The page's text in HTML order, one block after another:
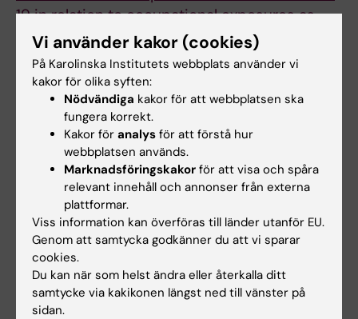
19 in relation to occupational exposures as
estimated by two different job-exposure
matrices
Albin M; Alderling M; Alfredsson L; Bodin T;
Gebreslassie M; Hergens M-P; Selander J
Alla författare
REVIEW:ADMINISTRATION AND POLICY IN
MENTAL HEALTH AND MENTAL HEALTH
SERVICES RESEARCH.2021;48(2):299-315
Economic Evaluations of Public Health
Interventions to Improve Mental Health and
Prevent Suicidal Thoughts and Behaviours: A
Systematic Literature Review
Feldman I; Gebreslassie M; Sampaio F;
Nystrand C; Ssegonja R
Alla författare
Vi använder kakor (cookies)
På Karolinska Institutets webbplats använder vi
kakor för olika syften:
Nödvändiga kakor för att webbplatsen ska
fungera korrekt.
Kakor för analys för att förstå hur
webbplatsen används.
Marknadsföringskakor för att visa och spåra
relevant innehåll och annonser från externa
plattformar.
Viss information kan överföras till länder utanför EU.
Genom att samtycka godkänner du att vi sparar
cookies.
Du kan när som helst ändra eller återkalla ditt
samtycke via kakikonen längst ned till vänster på
sidan.